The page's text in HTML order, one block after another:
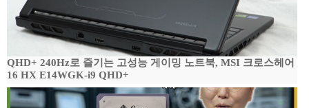
QHD+ 240Hz로 즐기는 고성능 게이밍 노트북, MSI 크로스헤어
16 HX E14WGK-i9 QHD+